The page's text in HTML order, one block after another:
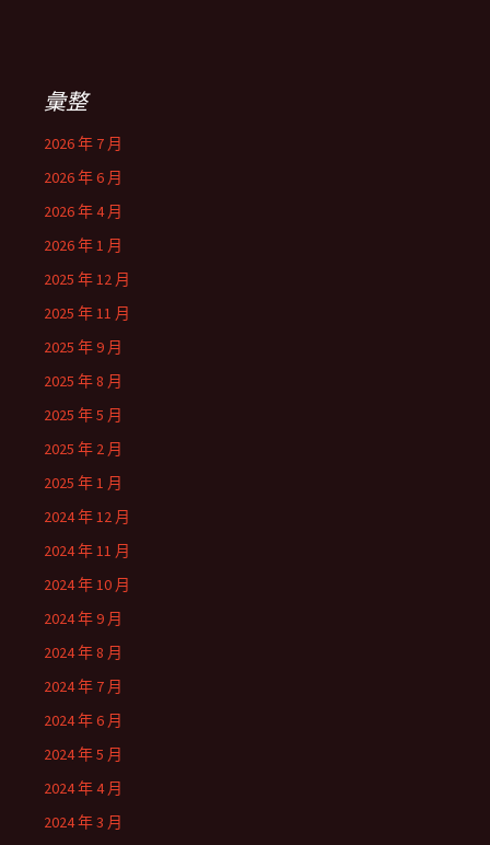
彙整
2026 年 7 月
2026 年 6 月
2026 年 4 月
2026 年 1 月
2025 年 12 月
2025 年 11 月
2025 年 9 月
2025 年 8 月
2025 年 5 月
2025 年 2 月
2025 年 1 月
2024 年 12 月
2024 年 11 月
2024 年 10 月
2024 年 9 月
2024 年 8 月
2024 年 7 月
2024 年 6 月
2024 年 5 月
2024 年 4 月
2024 年 3 月